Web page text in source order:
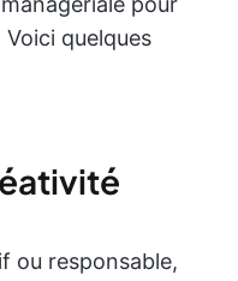
quelques
ou responsable,